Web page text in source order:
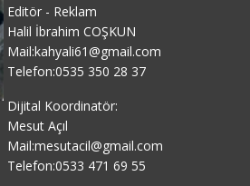
Editör - Reklam
Halil İbrahim COŞKUN
Mail:kahyali61@gmail.com
Telefon:0535 350 28 37
Dijital Koordinatör:
Mesut Açıl
Mail:mesutacil@gmail.com
Telefon:0533 471 69 55